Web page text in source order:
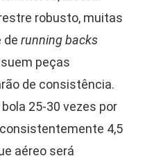
robusto, muitas
de running backs
peças
de consistência.
25-30 vezes por
4,5
aéreo será